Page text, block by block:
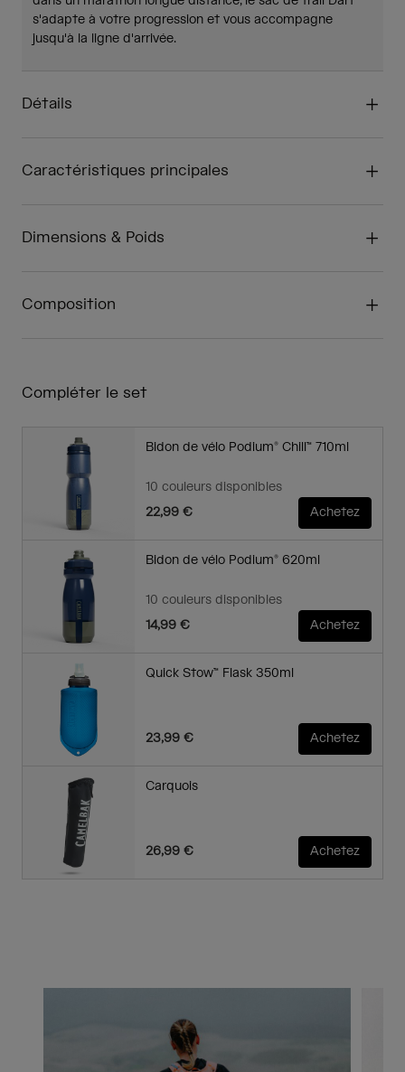
s'adapte à votre progression et vous accompagne
jusqu'à la ligne d'arrivée.
Détails
Caractéristiques principales
Dimensions & Poids
Composition
Compléter le set
Bidon de vélo Podium® Chill™ 710ml
10 couleurs disponibles
22,99 €
Achetez
Bidon de vélo Podium® 620ml
10 couleurs disponibles
14,99 €
Achetez
Quick Stow™ Flask 350ml
23,99 € Achetez
Carquois
26,99 € Achetez